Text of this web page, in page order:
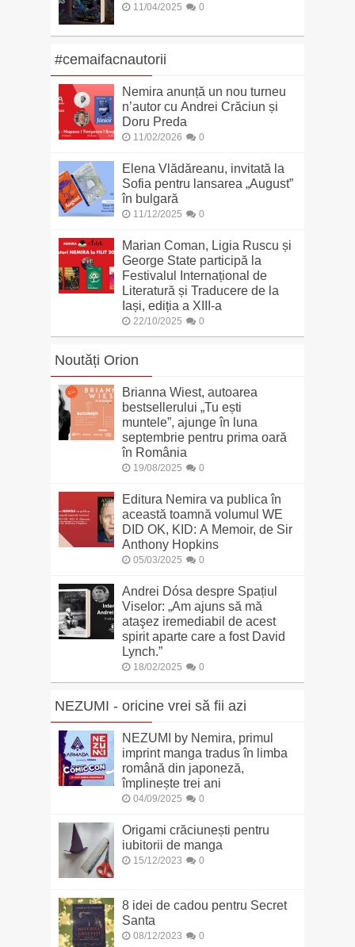
11/04/2025 0
#cemaifacnautorii
Nemira anunță un nou turneu
n’autor cu Andrei Crăciun și
Doru Preda
11/02/2026 0
Elena Vlădăreanu, invitată la
Sofia pentru lansarea „August”
în bulgară
11/12/2025 0
Marian Coman, Ligia Ruscu și
George State participă la
Festivalul Internațional de
Literatură și Traducere de la
Iași, ediția a XIII-a
22/10/2025 0
Noutăți Orion
Brianna Wiest, autoarea
bestsellerului „Tu ești
muntele”, ajunge în luna
septembrie pentru prima oară
în România
19/08/2025 0
Editura Nemira va publica în
această toamnă volumul WE
DID OK, KID: A Memoir, de Sir
Anthony Hopkins
05/03/2025 0
Andrei Dósa despre Spațiul
Viselor: „Am ajuns să mă
ataşez iremediabil de acest
spirit aparte care a fost David
Lynch.”
18/02/2025 0
NEZUMI - oricine vrei să fii azi
NEZUMI by Nemira, primul
imprint manga tradus în limba
română din japoneză,
împlinește trei ani
04/09/2025 0
Origami crăciunești pentru
iubitorii de manga
15/12/2023 0
8 idei de cadou pentru Secret
Santa
08/12/2023 0